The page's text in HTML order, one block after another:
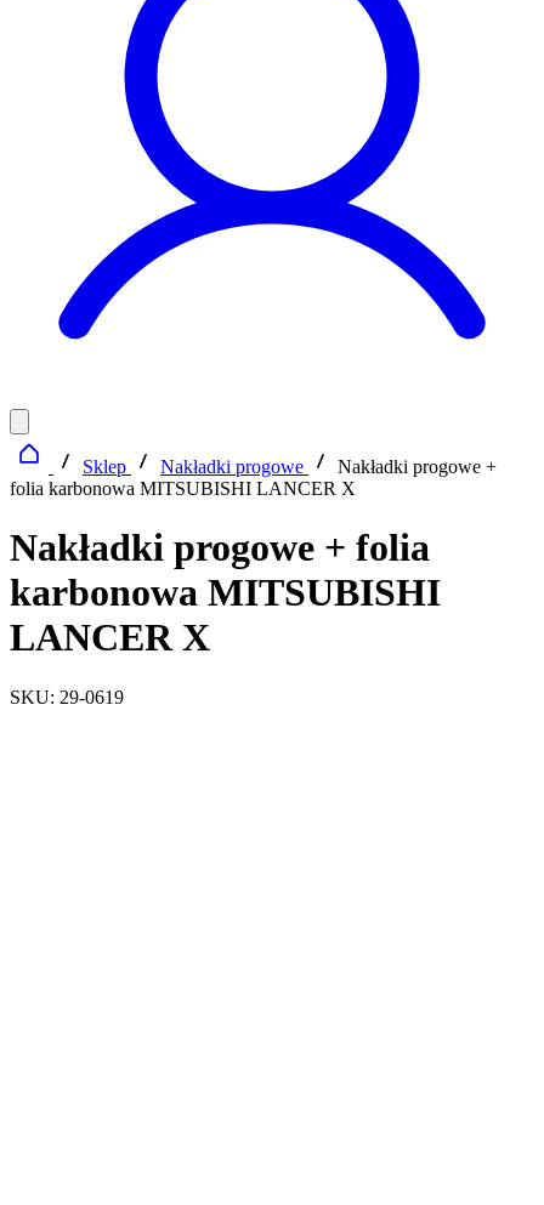
Sklep Nakładki progowe
Nakładki progowe +
folia karbonowa MITSUBISHI LANCER X
Nakładki progowe + folia
karbonowa MITSUBISHI
LANCER X
SKU: 29-0619